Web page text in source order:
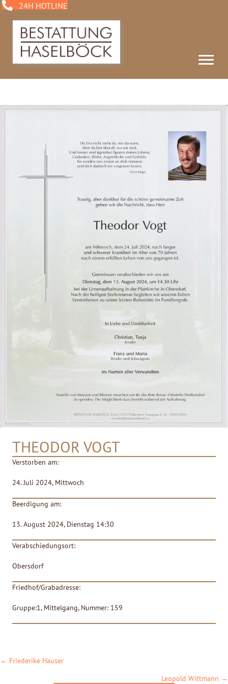
24H HOTLINE
THEODOR VOGT
Verstorben am:
24. Juli 2024, Mittwoch
Beerdigung am:
13. August 2024, Dienstag 14:30
Verabschiedungsort:
Obersdorf
Friedhof/Grabadresse:
Gruppe:1, Mittelgang, Nummer: 159
POSTS
← Friederike Hauser
Leopold Wittmann →